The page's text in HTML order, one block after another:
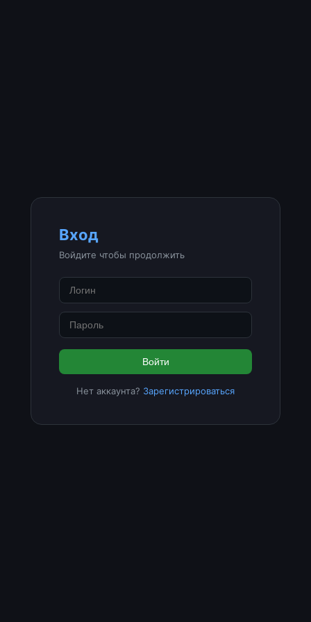
Вход
Войдите чтобы продолжить
Войти
Нет аккаунта? Зарегистрироваться